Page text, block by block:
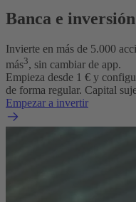
Banca e
Invierte en más de 5.000
más3, sin cambiar de app.
Empieza desde 1 € y
de forma regular. Capital
Empezar a invertir